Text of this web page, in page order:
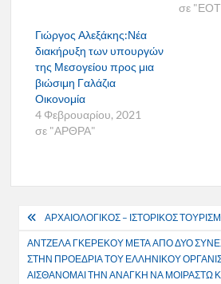
σε
Γιώργος Αλεξάκης:Νέα
διακήρυξη των υπουργών
της Μεσογείου προς μια
βιώσιμη Γαλάζια
Οικονομία
4 Φεβρουαρίου, 2021
σε "ΑΡΘΡΑ"
Πλοήγηση
άρθρων
ΑΡΧΑΙΟΛΟΓΙΚΟΣ – ΙΣΤΟΡΙΚΟΣ
ΑΝΤΖΕΛΑ ΓΚΕΡΕΚΟΥ ΜΕΤΑ ΑΠΟ ΔΥΟ
ΣΤΗΝ ΠΡΟΕΔΡΙΑ ΤΟΥ ΕΛΛΗΝΙΚΟΥ
ΑΙΣΘΑΝΟΜΑΙ ΤΗΝ ΑΝΑΓΚΗ ΝΑ ΜΟΙΡΑΣΤΩ